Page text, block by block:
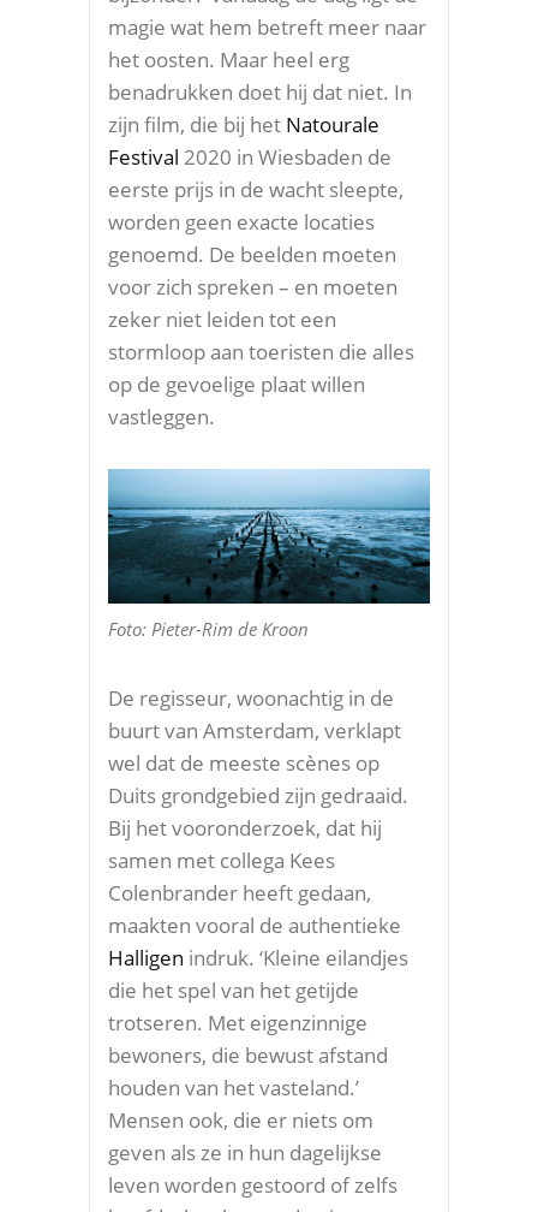
magie wat hem betreft meer naar
het oosten. Maar heel erg
benadrukken doet hij dat niet. In
zijn film, die bij het Natourale
Festival 2020 in Wiesbaden de
eerste prijs in de wacht sleepte,
worden geen exacte locaties
genoemd. De beelden moeten
voor zich spreken – en moeten
zeker niet leiden tot een
stormloop aan toeristen die alles
op de gevoelige plaat willen
vastleggen.
Foto: Pieter-Rim de Kroon
De regisseur, woonachtig in de
buurt van Amsterdam, verklapt
wel dat de meeste scènes op
Duits grondgebied zijn gedraaid.
Bij het vooronderzoek, dat hij
samen met collega Kees
Colenbrander heeft gedaan,
maakten vooral de authentieke
Halligen indruk. ‘Kleine eilandjes
die het spel van het getijde
trotseren. Met eigenzinnige
bewoners, die bewust afstand
houden van het vasteland.’
Mensen ook, die er niets om
geven als ze in hun dagelijkse
leven worden gestoord of zelfs